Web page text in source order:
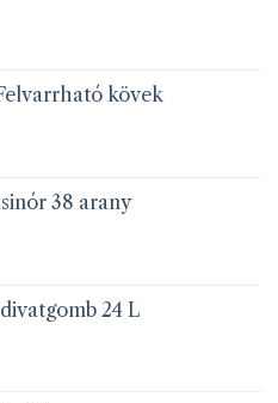
kövek
38 arany
24 L